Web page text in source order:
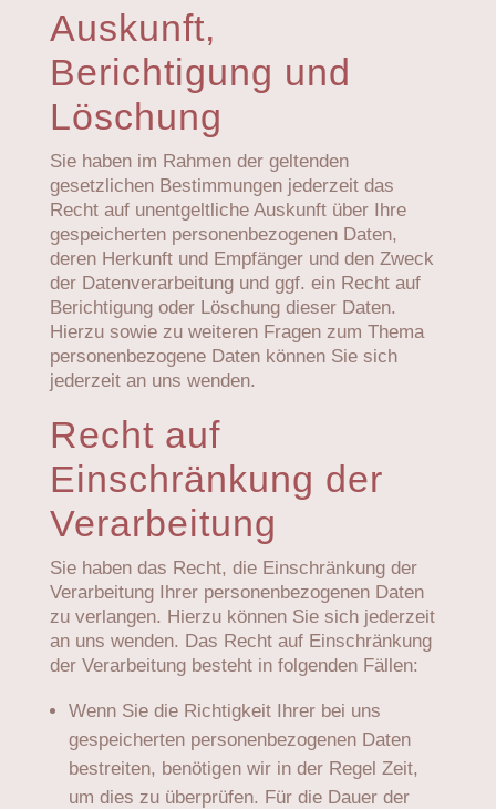
Auskunft,
Berichtigung und
Löschung
Sie haben im Rahmen der geltenden
gesetzlichen Bestimmungen jederzeit das
Recht auf unentgeltliche Auskunft über Ihre
gespeicherten personenbezogenen Daten,
deren Herkunft und Empfänger und den Zweck
der Datenverarbeitung und ggf. ein Recht auf
Berichtigung oder Löschung dieser Daten.
Hierzu sowie zu weiteren Fragen zum Thema
personenbezogene Daten können Sie sich
jederzeit an uns wenden.
Recht auf
Einschränkung der
Verarbeitung
Sie haben das Recht, die Einschränkung der
Verarbeitung Ihrer personenbezogenen Daten
zu verlangen. Hierzu können Sie sich jederzeit
an uns wenden. Das Recht auf Einschränkung
der Verarbeitung besteht in folgenden Fällen:
Wenn Sie die Richtigkeit Ihrer bei uns
gespeicherten personenbezogenen Daten
bestreiten, benötigen wir in der Regel Zeit,
um dies zu überprüfen. Für die Dauer der